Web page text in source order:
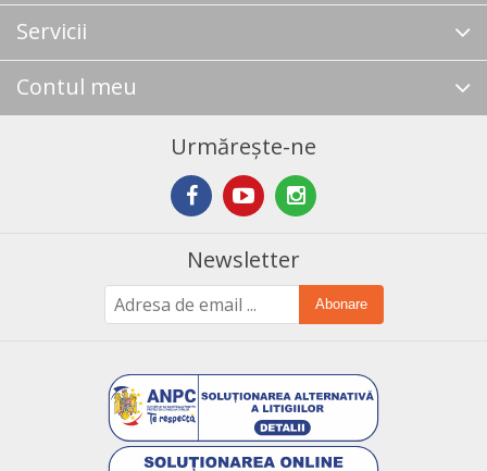
Servicii
Contul meu
Urmărește-ne
Newsletter
Abonare